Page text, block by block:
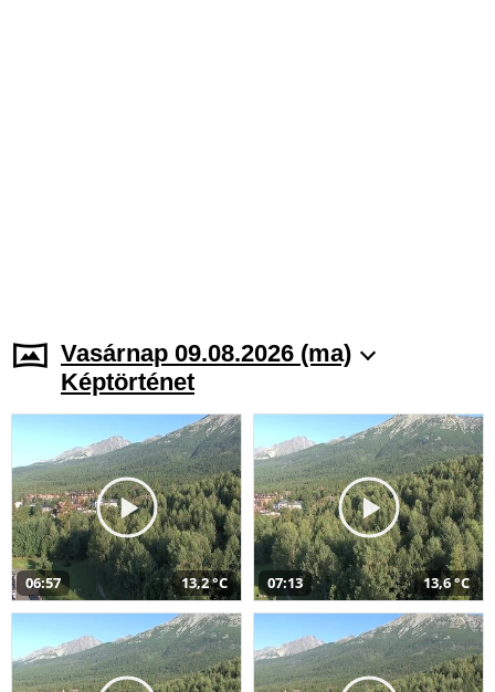
Vasárnap 09.08.2026 (ma)
Képtörténet
06:57 13,2 °C 07:13 13,6 °C